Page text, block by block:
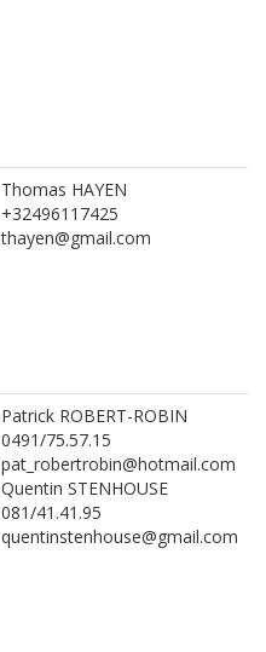
Thomas HAYEN
+32496117425
thayen@gmail.com
Patrick ROBERT-ROBIN
0491/75.57.15
pat_robertrobin@hotmail.com
Quentin STENHOUSE
081/41.41.95
quentinstenhouse@gmail.com